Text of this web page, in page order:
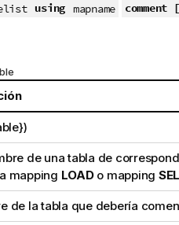
using mapname
de una tabla de
mapping LOADo mapping
de la tabla que debería